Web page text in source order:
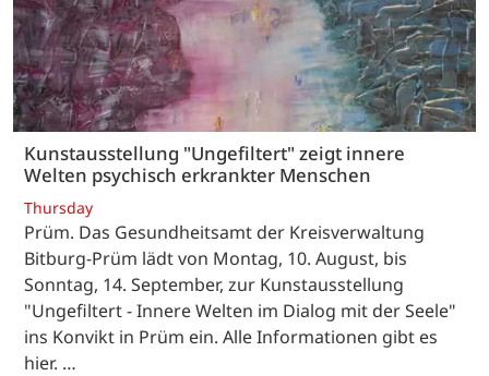
Kunstausstellung "Ungefiltert" zeigt innere
Welten psychisch erkrankter Menschen
Thursday
Prüm. Das Gesundheitsamt der Kreisverwaltung
Bitburg-Prüm lädt von Montag, 10. August, bis
Sonntag, 14. September, zur Kunstausstellung
"Ungefiltert - Innere Welten im Dialog mit der Seele"
ins Konvikt in Prüm ein. Alle Informationen gibt es
hier. …